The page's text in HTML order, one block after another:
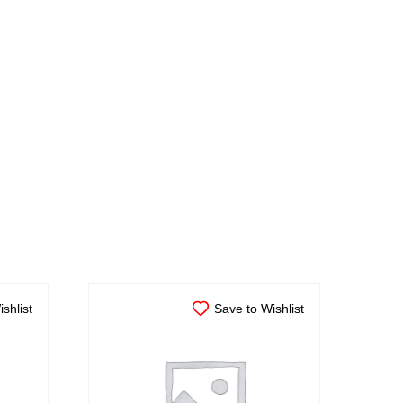
Save to Wishlist